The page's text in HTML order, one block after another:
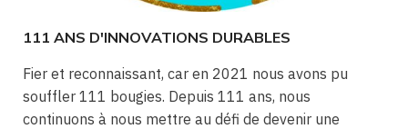
111 ANS D'INNOVATIONS DURABLES
Fier et reconnaissant, car en 2021 nous avons pu
souffler 111 bougies. Depuis 111 ans, nous
continuons à nous mettre au défi de devenir une